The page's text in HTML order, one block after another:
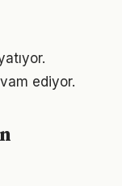
ediyor.